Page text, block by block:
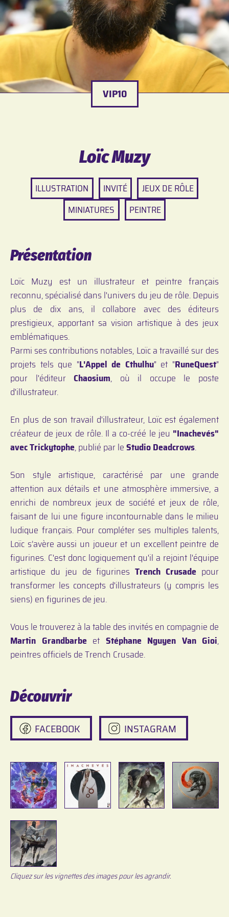
VIP10
Loïc Muzy
ILLUSTRATION INVITÉ
JEUX DE RÔLE
MINIATURES
PEINTRE
Présentation
Loïc Muzy est un illustrateur et peintre français
reconnu, spécialisé dans l'univers du jeu de rôle. Depuis
plus de dix ans, il collabore avec des éditeurs
prestigieux, apportant sa vision artistique à des jeux
emblématiques.
Parmi ses contributions notables, Loïc a travaillé sur des
projets tels que "L'Appel de Cthulhu" et "RuneQuest"
pour l'éditeurChaosium, où il occupe le poste
d'illustrateur.
En plus de son travail d'illustrateur, Loïc est également
créateur de jeux de rôle. Il a co-créé le jeu "Inachevés"
avec Trickytophe, publié par leStudio Deadcrows.
Son style artistique, caractérisé par une grande
attention aux détails et une atmosphère immersive, a
enrichi de nombreux jeux de société et jeux de rôle,
faisant de lui une figure incontournable dans le milieu
ludique français. Pour compléter ses multiples talents,
Loïc s’avère aussi un joueur et un excellent peintre de
figurines. C'est donc logiquement qu'il a rejoint l'équipe
artistique du jeu de figurines Trench Crusade pour
transformer les concepts d'illustrateurs (y compris les
siens) en figurines de jeu.
Vous le trouverez à la table des invités en compagnie de
Martin Grandbarbeet Stéphane Nguyen Van Gioi,
peintres officiels de Trench Crusade.
Découvrir
FACEBOOK INSTAGRAM
Cliquez sur les vignettes des images pour les agrandir.